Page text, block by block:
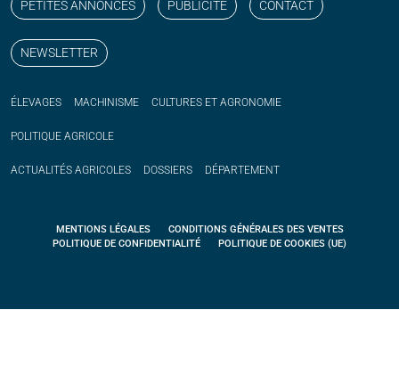
PETITES ANNONCES PUBLICITÉ CONTACT
NEWSLETTER
ÉLEVAGES MACHINISME CULTURES ET AGRONOMIE
POLITIQUE AGRICOLE
ACTUALITÉS AGRICOLES DOSSIERS DÉPARTEMENT
MENTIONS LÉGALES
CONDITIONS GÉNÉRALES DES VENTES
POLITIQUE DE CONFIDENTIALITÉ
POLITIQUE DE COOKIES (UE)